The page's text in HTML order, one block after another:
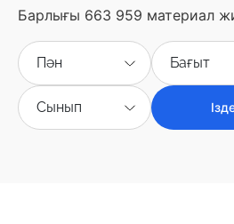
Барлығы 663 959 материал
Пән Бағыт
Сынып